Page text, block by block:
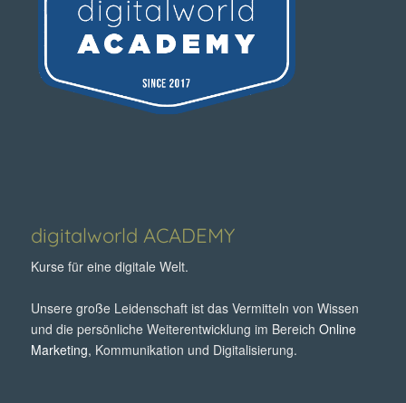
digitalworld ACADEMY
Kurse für eine digitale Welt.
Unsere große Leidenschaft ist das Vermitteln von Wissen
und die persönliche Weiterentwicklung im Bereich Online
Marketing, Kommunikation und Digitalisierung.